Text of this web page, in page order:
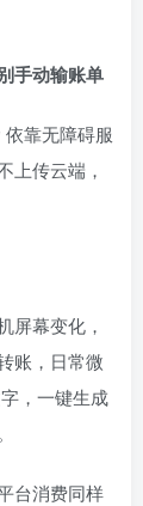
手动输账单
靠无障碍服
上传云端，
屏幕变化，
账，日常微
，一键生成
台消费同样